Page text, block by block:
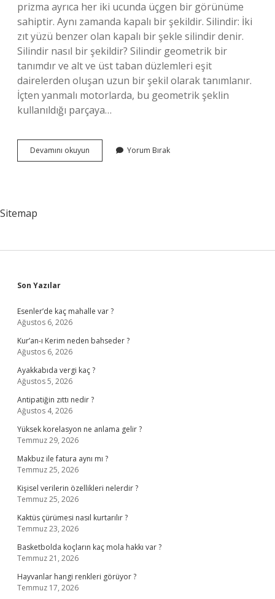
prizma ayrıca her iki ucunda üçgen bir görünüme
sahiptir. Aynı zamanda kapalı bir şekildir. Silindir: İki
zıt yüzü benzer olan kapalı bir şekle silindir denir.
Silindir nasıl bir şekildir? Silindir geometrik bir
tanımdır ve alt ve üst taban düzlemleri eşit
dairelerden oluşan uzun bir şekil olarak tanımlanır.
İçten yanmalı motorlarda, bu geometrik şeklin
kullanıldığı parçaya…
Devamını okuyun
Neye
Yorum Bırak
Sitemap
Sidebar
Son Yazılar
Esenler’de kaç mahalle var ?
Ağustos 6, 2026
Kur’an-ı Kerim neden bahseder ?
Ağustos 6, 2026
Ayakkabıda vergi kaç ?
Ağustos 5, 2026
Antipatiğin zıttı nedir ?
Ağustos 4, 2026
Yüksek korelasyon ne anlama gelir ?
Temmuz 29, 2026
Makbuz ile fatura aynı mı ?
Temmuz 25, 2026
Kişisel verilerin özellikleri nelerdir ?
Temmuz 25, 2026
Kaktüs çürümesi nasıl kurtarılır ?
Temmuz 23, 2026
Basketbolda koçların kaç mola hakkı var ?
Temmuz 21, 2026
Hayvanlar hangi renkleri görüyor ?
Temmuz 17, 2026